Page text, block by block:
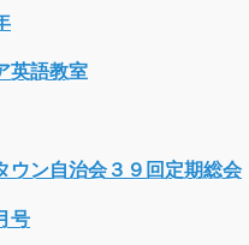
英語教室
ウン自治会３９回定期総会
号